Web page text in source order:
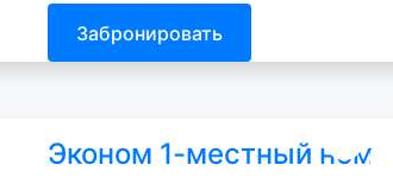
Забронировать
Эконом 1-местный